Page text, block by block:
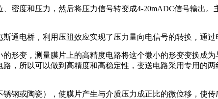
密度和压力，然后将压力信号转变成4-20mADC信号输出
通电桥，利用压阻效应实现了压力量向电信号的转换，通
形变，测量膜片上的高精度电路将这个微小的形变变换成
，所以可以做到高精度和高稳定性，变送电路采用专用的
钢或陶瓷），使膜片产生与介质压力成正比的微位移，使